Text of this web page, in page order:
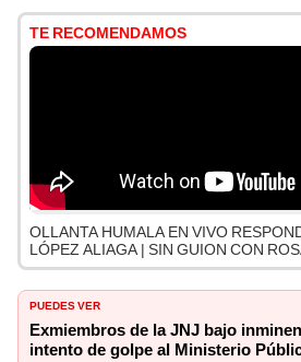
TE RECOMENDAMOS
OLLANTA HUMALA EN VIVO
LÓPEZ ALIAGA | SIN GUION CON
PUEDES VER
Exmiembros de la JNJ bajo
intento de golpe al Ministerio